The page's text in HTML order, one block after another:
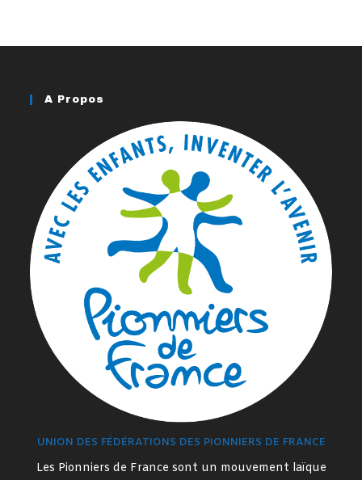
A Propos
UNION DES FÉDÉRATIONS DES PIONNIERS DE FRANCE
Les Pionniers de France sont un mouvement laïque